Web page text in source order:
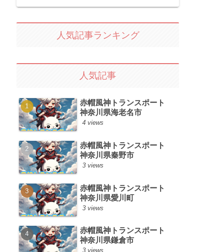
人気記事ランキング
人気記事
赤帽風神トランスポート
神奈川県海老名市
4 views
赤帽風神トランスポート
神奈川県秦野市
3 views
赤帽風神トランスポート
神奈川県愛川町
3 views
赤帽風神トランスポート
神奈川県鎌倉市
3 views